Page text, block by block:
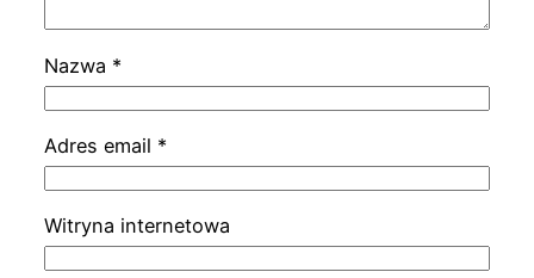
Nazwa *
Adres email *
Witryna internetowa